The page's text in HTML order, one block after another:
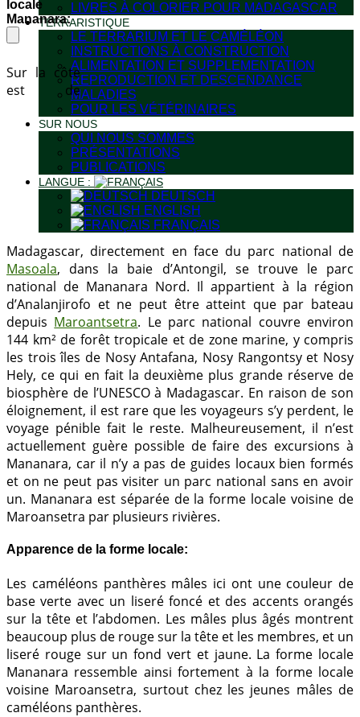
LIVRES À COLORIER POUR MADAGASCAR
TERRARISTIQUE
LE TERRARIUM ET LE CAMÉLÉON
INSTRUCTIONS À CONSTRUCTION
ALIMENTATION ET SUPPLEMENTATION
REPRODUCTION ET DESCENDANCE
MALADIES
POUR LES VÉTÉRINAIRES
SUR NOUS
QUI NOUS SOMMES
PRÉSENTATIONS
PUBLICATIONS
LANGUE :
DEUTSCH
ENGLISH
FRANÇAIS
locale
Mananara:
Sur la côte
est de
Madagascar, directement en face du parc national de
Masoala, dans la baie d’Antongil, se trouve le parc
national de Mananara Nord. Il appartient à la région
d’Analanjirofo et ne peut être atteint que par bateau
depuis Maroantsetra. Le parc national couvre environ
144 km² de forêt tropicale et de zone marine, y compris
les trois îles de Nosy Antafana, Nosy Rangontsy et Nosy
Hely, ce qui en fait la deuxième plus grande réserve de
biosphère de l’UNESCO à Madagascar. En raison de son
éloignement, il est rare que les voyageurs s’y perdent, le
voyage pénible fait le reste. Malheureusement, il n’est
actuellement guère possible de faire des excursions à
Mananara, car il n’y a pas de guides locaux bien formés
et on ne peut pas visiter un parc national sans en avoir
un. Mananara est séparée de la forme locale voisine de
Maroansetra par plusieurs rivières.
Apparence de la forme locale:
Les caméléons panthères mâles ici ont une couleur de
base verte avec un liseré foncé et des accents orangés
sur la tête et l’abdomen. Les mâles plus âgés montrent
beaucoup plus de rouge sur la tête et les membres, et un
liseré rouge sur un fond vert et jaune. La forme locale
Mananara ressemble ainsi fortement à la forme locale
voisine Maroansetra, surtout chez les jeunes mâles de
caméléons panthères.